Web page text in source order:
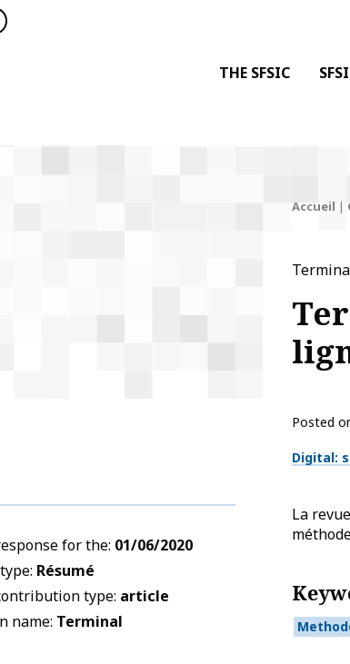
SCIENCES DE L'INFORMATION & DE LA
Française des Sciences de l'Information &
THE SFSIC
Accueil |
Posted
Digital:
for the 01/06/2020
Résumé
type article
name Terminal
La